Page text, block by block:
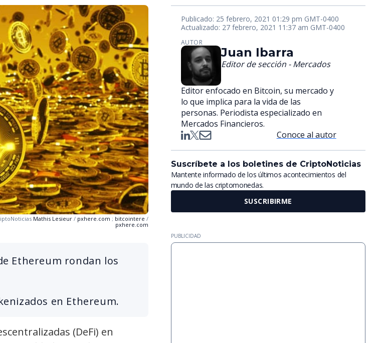
Mathis Lesieur/ pxhere.com ; bitcointere /
pxhere.com
Ethereum rondan los
en Ethereum.
(DeFi) en
Publicado: 25 febrero, 2021 01:29 pm GMT-0400
Actualizado: 27 febrero, 2021 11:37 am GMT-0400
AUTOR
Juan Ibarra
Editor de sección - Mercados
Editor enfocado en Bitcoin, su mercado y
lo que implica para la vida de las
personas. Periodista especializado en
Mercados Financieros.
Conoce al autor
Suscríbete a los boletines de CriptoNoticias
Mantente informado de los últimos acontecimientos del
mundo de las criptomonedas.
SUSCRIBIRME
PUBLICIDAD